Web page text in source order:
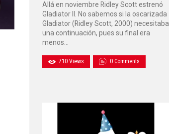
Allá en noviembre Ridley Scott estrenó
Gladiator II. No sabemos si la oscarizada
Gladiator (Ridley Scott, 2000) necesitaba
una continuación, pues su final era
menos…
710 Views 0 Comments